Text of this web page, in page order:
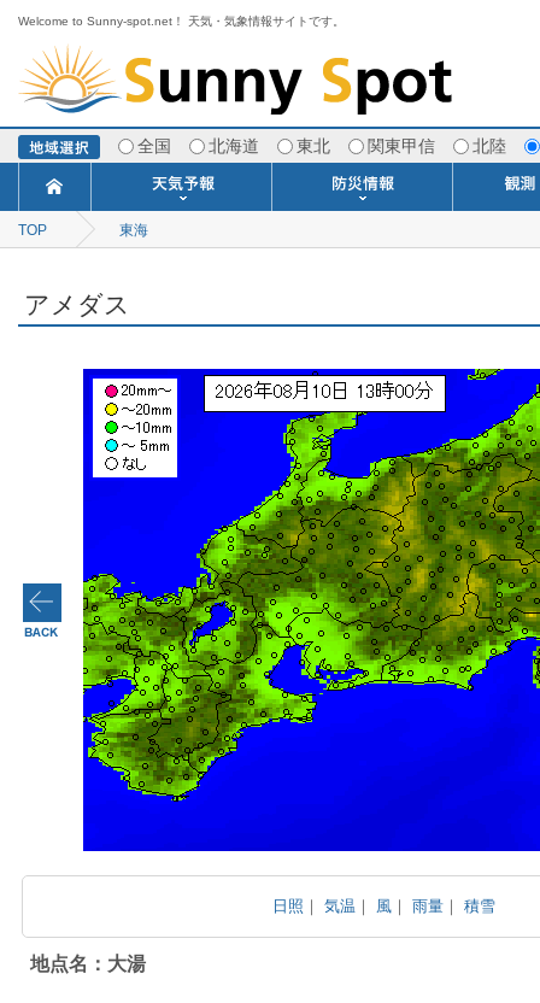
Welcome to Sunny-spot.net！ 天気・気象情報サイトです。
全国 北海道 東北 関東甲信 北陸
今日明日の天気
ポイント予報
週間天気予報
寒・暖候期予報
TOP 東海
アメダス
日照 ｜気温 ｜ 風 ｜雨量 ｜積雪
地点名：大湯